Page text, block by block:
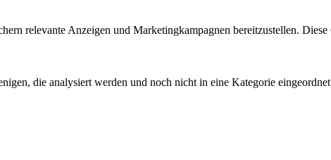
relevante Anzeigen und Marketingkampagnen bereitzustellen.
die analysiert werden und noch nicht in eine Kategorie